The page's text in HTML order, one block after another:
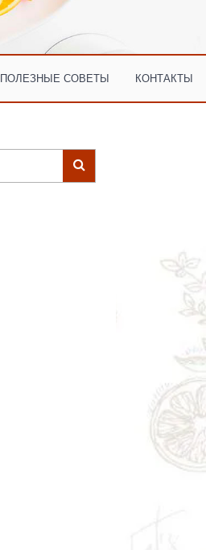
ПОЛЕЗНЫЕ СОВЕТЫ КОНТАКТЫ